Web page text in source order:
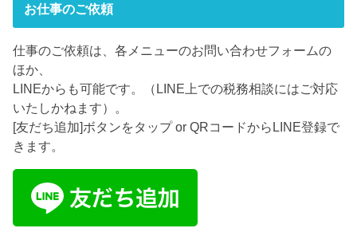
お仕事のご依頼
仕事のご依頼は、各メニューのお問い合わせフォームの
ほか、
LINEからも可能です。（LINE上での税務相談にはご対応
いたしかねます）。
[友だち追加]ボタンをタップ or QRコードからLINE登録で
きます。